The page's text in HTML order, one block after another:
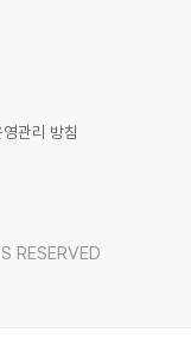
관리 방침
RESERVED